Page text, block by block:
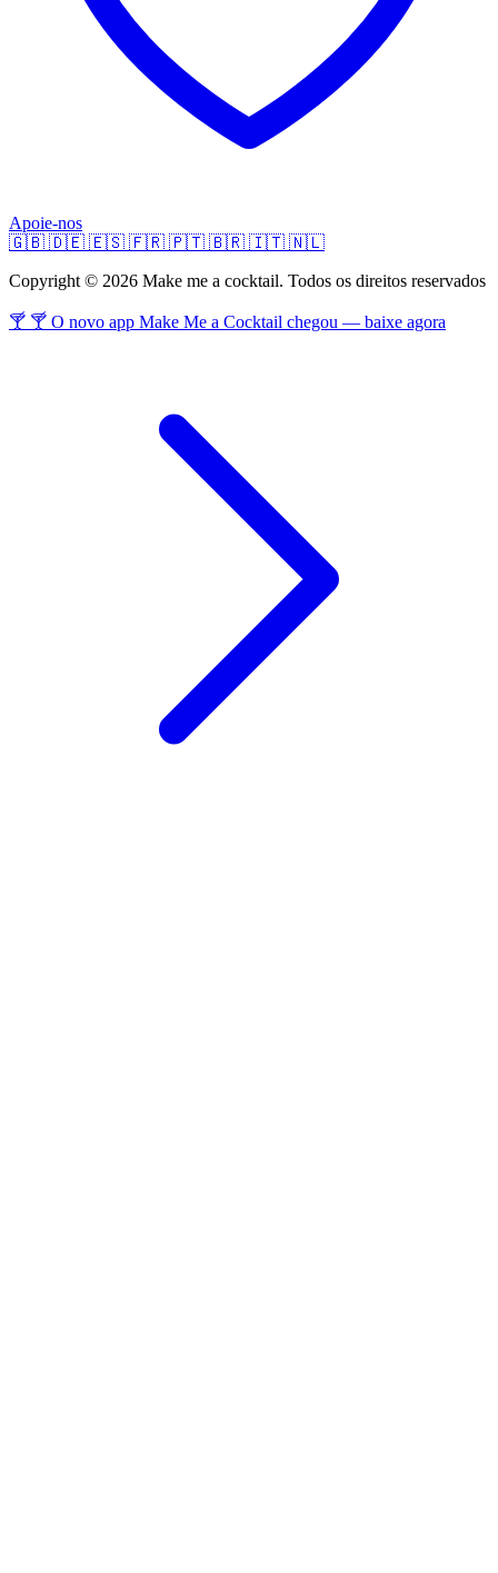
Apoie-nos
🇬🇧 🇩🇪 🇪🇸 🇫🇷 🇵🇹 🇧🇷 🇮🇹 🇳🇱
Copyright © 2026 Make me a cocktail. Todos os direitos reservados
🍸 🍸 O novo app Make Me a Cocktail chegou — baixe agora